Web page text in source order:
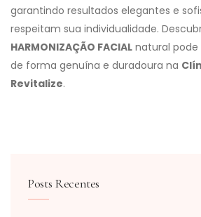
garantindo resultados elegantes e
respeitam sua individualidade.
HARMONIZAÇÃO FACIAL natural pode
de forma genuína e duradoura na
Revitalize.
Posts Recentes